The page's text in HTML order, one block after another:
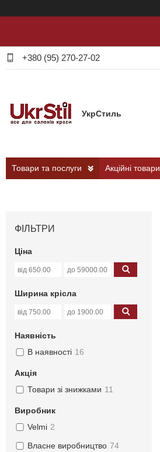
+380 (95) 270-27-02
УкрСтиль
Товари та послуги Акційні товари
ФІЛЬТРИ
Ціна
Ширина крісла
Наявність
В наявності 16
Акція
Товари зі знижками 11
Виробник
Velmi 2
Власне виробництво 74